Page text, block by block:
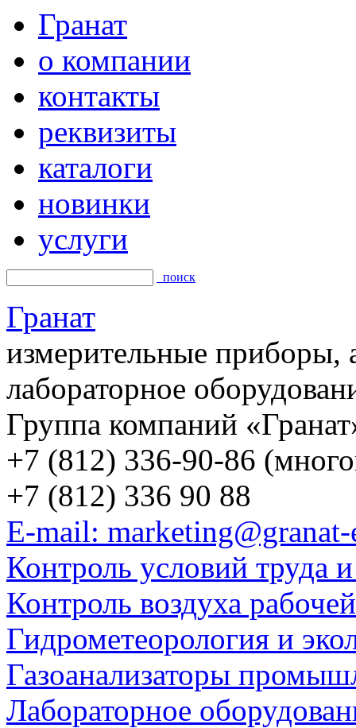
Гранат
о компании
контакты
реквизиты
каталоги
новинки
услуги
поиск
Гранат
измерительные приборы,
лабораторное
Группа компаний
+7 (812) 336-90-86
+7 (812) 336 90 88
E-mail:
Контроль условий труда
Контроль воздуха
Гидрометеорология и
Газоанализаторы
Лабораторное